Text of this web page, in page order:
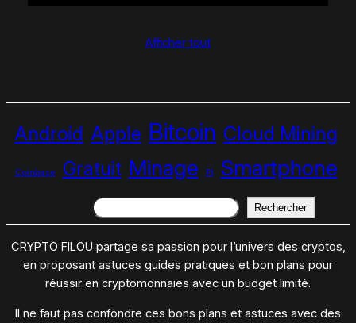
Afficher tout
Android Apple Bitcoin Cloud Mining
Coinbase Gratuit Minage PI Smartphone
Rechercher
CRYPTO FILOU partage sa passion pour l’univers des cryptos,
en proposant astuces guides pratiques et bon plans pour
réussir en cryptomonnaies avec un budget limité.
Il ne faut pas confondre ces bons plans et astuces avec des